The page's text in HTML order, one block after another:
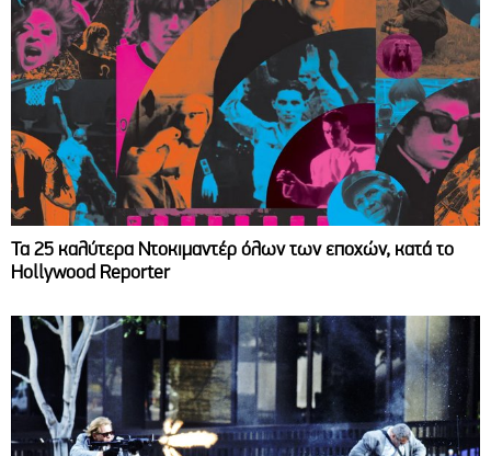
Τα 25 καλύτερα Ντοκιμαντέρ όλων των εποχών, κατά το
Hollywood Reporter